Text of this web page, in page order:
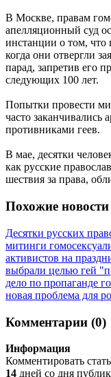
В Москве, правам
апелляционный суд
инстанции о том, что
когда они отвергли
парад, запретив его
следующих 100 лет.
Попытки провести
часто заканчивались
противниками геев.
В мае, десятки
как русские
шествия за права,
Похожие новости
Десятки русских
митинги
активистов на
выбрали целью гей
дело по пропаганде
новая проблема для
Комментарии (0)
Информация
Комментировать
14 дней со дня